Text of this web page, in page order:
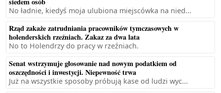
No ładnie, kiedyś moja ulubiona miejscówka na nied...
Rząd zakaże zatrudniania pracowników tymczasowych w
holenderskich rzeźniach. Zakaz za dwa lata
No to Holendrzy do pracy w rzeźniach.
Senat wstrzymuje głosowanie nad nowym podatkiem od
oszczędności i inwestycji. Niepewność trwa
Już na wszystkie sposoby próbują kase od ludzi wyc...